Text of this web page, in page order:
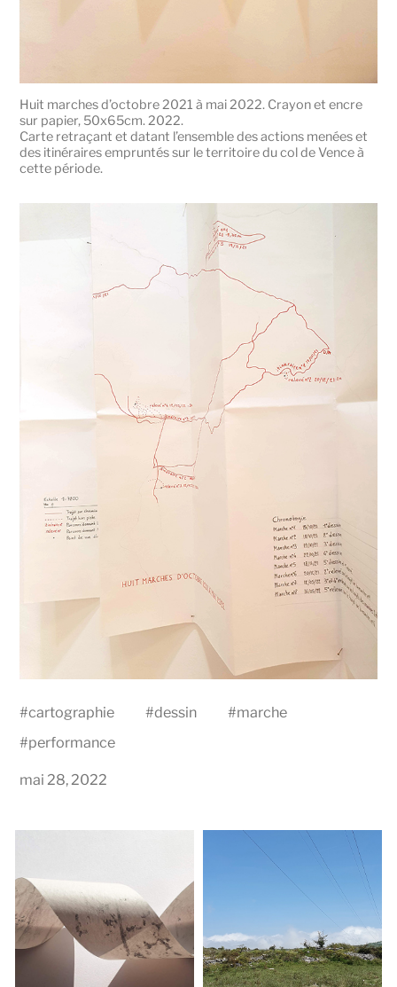
Huit marches d’octobre 2021 à mai 2022. Crayon et encre
sur papier, 50x65cm. 2022.
Carte retraçant et datant l’ensemble des actions menées et
des itinéraires empruntés sur le territoire du col de Vence à
cette période.
#cartographie #dessin #marche
#performance
mai 28, 2022